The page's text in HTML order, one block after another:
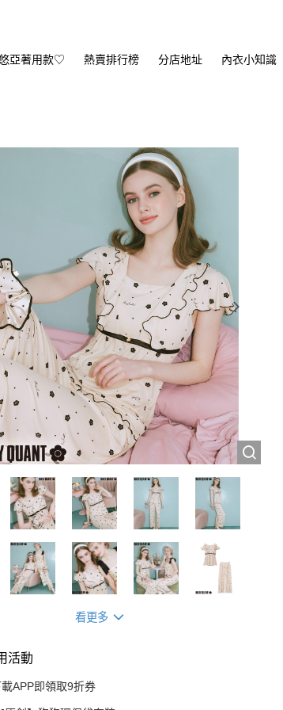
亞著用款♡ 熱賣排行榜 分店地址 內衣小知識
看更多
活動
APP即領取9折券